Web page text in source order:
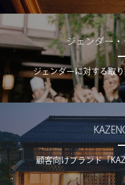
ジェンダー
ジェンダーに対する取
顧客向けブランド「